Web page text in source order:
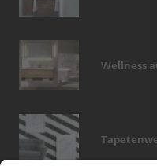
Wellness